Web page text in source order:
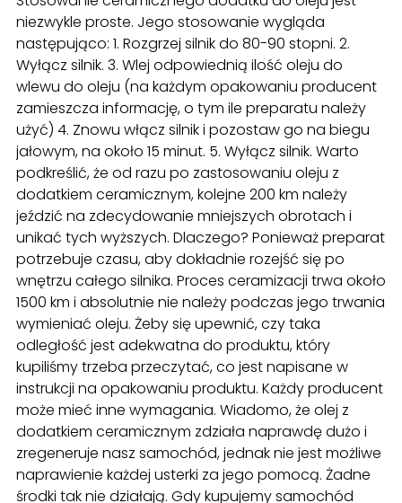
niezwykle proste. Jego stosowanie wygląda
następująco: 1. Rozgrzej silnik do 80-90 stopni. 2.
Wyłącz silnik. 3. Wlej odpowiednią ilość oleju do
wlewu do oleju (na każdym opakowaniu producent
zamieszcza informację, o tym ile preparatu należy
użyć) 4. Znowu włącz silnik i pozostaw go na biegu
jałowym, na około 15 minut. 5. Wyłącz silnik. Warto
podkreślić, że od razu po zastosowaniu oleju z
dodatkiem ceramicznym, kolejne 200 km należy
jeździć na zdecydowanie mniejszych obrotach i
unikać tych wyższych. Dlaczego? Ponieważ preparat
potrzebuje czasu, aby dokładnie rozejść się po
wnętrzu całego silnika. Proces ceramizacji trwa około
1500 km i absolutnie nie należy podczas jego trwania
wymieniać oleju. Żeby się upewnić, czy taka
odległość jest adekwatna do produktu, który
kupiliśmy trzeba przeczytać, co jest napisane w
instrukcji na opakowaniu produktu. Każdy producent
może mieć inne wymagania. Wiadomo, że olej z
dodatkiem ceramicznym zdziała naprawdę dużo i
zregeneruje nasz samochód, jednak nie jest możliwe
naprawienie każdej usterki za jego pomocą. Żadne
środki tak nie działają. Gdy kupujemy samochód